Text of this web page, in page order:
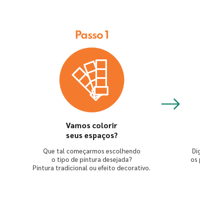
Passo 1
Vamos colorir
seus espaços?
Que tal começarmos escolhendo
o tipo de pintura desejada?
Pintura tradicional ou efeito decorativo.
os